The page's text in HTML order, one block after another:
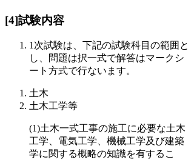
[4]試験内容
1次試験は、下記の試験科目の範囲と
し、問題は択一式で解答はマークシ
ート方式で行ないます。
土木
土木工学等
(1)土木一式工事の施工に必要な土木
工学、電気工学、機械工学及び建築
学に関する概略の知識を有するこ